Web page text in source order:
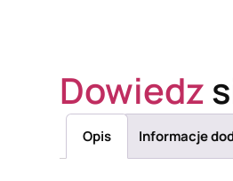
Dowiedz
Opis Informacje